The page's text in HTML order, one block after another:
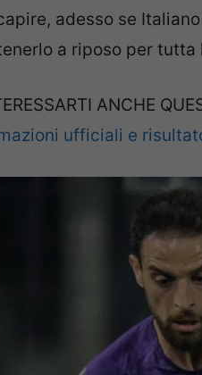
adesso se
a riposo per tutta
ANCHE
ufficiali e